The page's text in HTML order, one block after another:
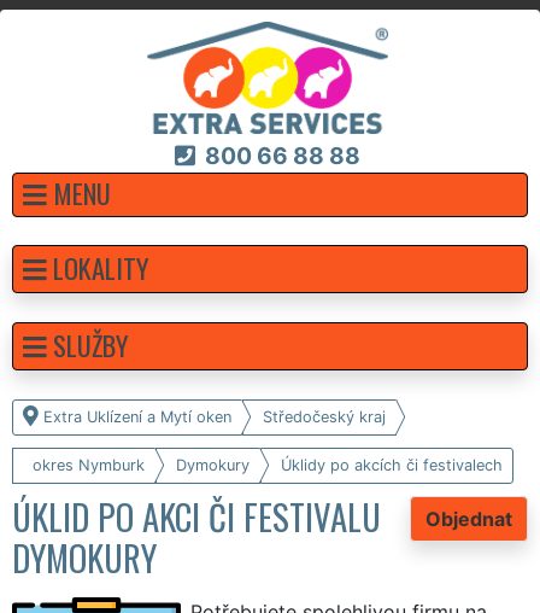
800 66 88 88
MENU
Extra Uklízení a Mytí oken Středočeský kraj
okres Nymburk Dymokury Úklidy po akcích či festivalech
Objednat
ÚKLID PO AKCI ČI FESTIVALU
DYMOKURY
LOKALITY
SLUŽBY